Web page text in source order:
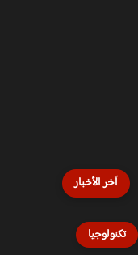
آخر الأخبار